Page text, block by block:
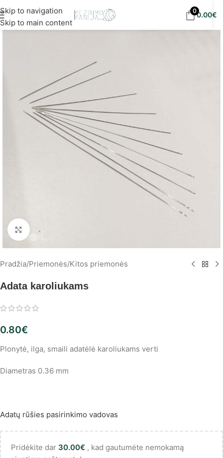
Skip to navigation
Skip to main content
eur!
00.00€
Spustelėkite, norėdami padidinti
Pradžia/Priemonės/Kitos priemonės
Adata karoliukams
0.80€
Plonytė, ilga, smaili adatėlė karoliukams verti
Diametras 0.36 mm
Adatų rūšies pasirinkimo vadovas
Pridėkite dar 30.00€ , kad gautumėte nemokamą